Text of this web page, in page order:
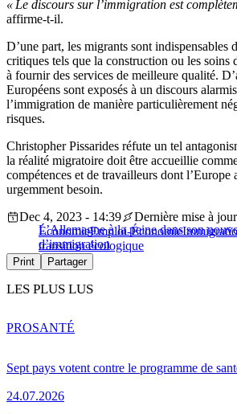
« Le discours sur l’immigration est
affirme-t-il.
D’une part, les migrants sont indispensables
critiques tels que la construction ou les soins
à fournir des services de meilleure qualité.
Européens sont exposés à un discours
l’immigration de manière particulièrement
risques.
Christopher Pissarides réfute un tel
la réalité migratoire doit être accueillie
compétences et de travailleurs dont l’Europe
urgemment besoin.
L’Allemagne à la peine dans son
d’immigration
Dec 4, 2023 - 14:39
Dernière mise à
ÉconomieEmploi-Économie
transition écologique
Print Partager
LES PLUS LUS
Sept pays votent contre le programme de
24.07.2026
PROSANTÉ